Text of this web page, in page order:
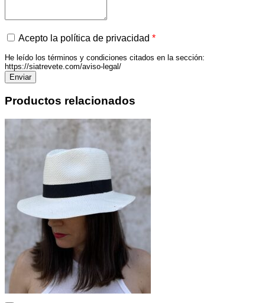
Acepto la política de privacidad *
He leído los términos y condiciones citados en la sección:
https://siatrevete.com/aviso-legal/
Productos relacionados